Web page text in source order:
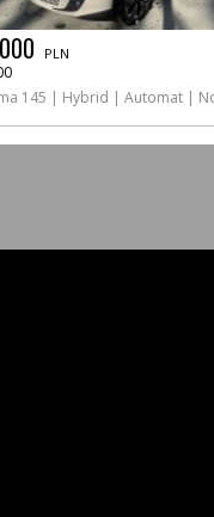
PLN
145 | Hybrid | Automat |